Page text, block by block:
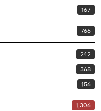
167
766
242
368
156
1,306